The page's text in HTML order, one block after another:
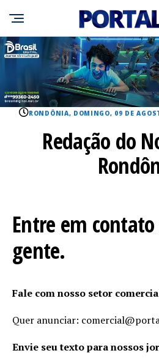
RONDÔNIA, DOMINGO, 09 DE
Redação do
Entre em
gente.
Fale com nosso setor
Quer anunciar:
Envie seu texto para nossos